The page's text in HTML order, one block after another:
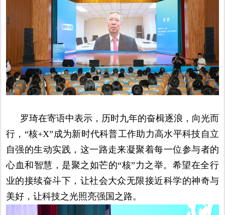
罗琦在寄语中表示，历时九年的奋楫逐浪，向光而
行，“核+X”成为新时代科普工作助力高水平科技自立
自强的生动实践，这一路走来凝聚着每一位参与者的
心血和智慧，是聚之如芒的“核”力之举。希望在全行
业的接续奋斗下，让社会大众无限接近科学的神奇与
美好，让科技之光照亮强国之路。